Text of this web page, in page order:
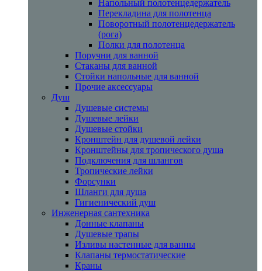
Напольный полотенцедержатель
Перекладина для полотенца
Поворотный полотенцедержатель
(рога)
Полки для полотенца
Поручни для ванной
Стаканы для ванной
Стойки напольные для ванной
Прочие аксессуары
Душ
Душевые системы
Душевые лейки
Душевые стойки
Кронштейн для душевой лейки
Кронштейны для тропического душа
Подключения для шлангов
Тропические лейки
Форсунки
Шланги для душа
Гигиенический душ
Инженерная сантехника
Донные клапаны
Душевые трапы
Изливы настенные для ванны
Клапаны термостатические
Краны